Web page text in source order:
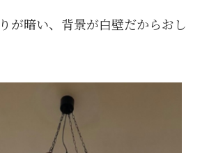
が暗い、背景が白壁だからおし